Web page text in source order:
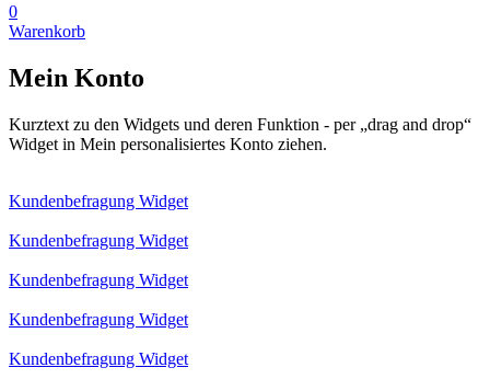
0
Warenkorb
Mein Konto
Kurztext zu den Widgets und deren Funktion - per „drag and drop“
Widget in Mein personalisiertes Konto ziehen.
Kundenbefragung Widget
Kundenbefragung Widget
Kundenbefragung Widget
Kundenbefragung Widget
Kundenbefragung Widget